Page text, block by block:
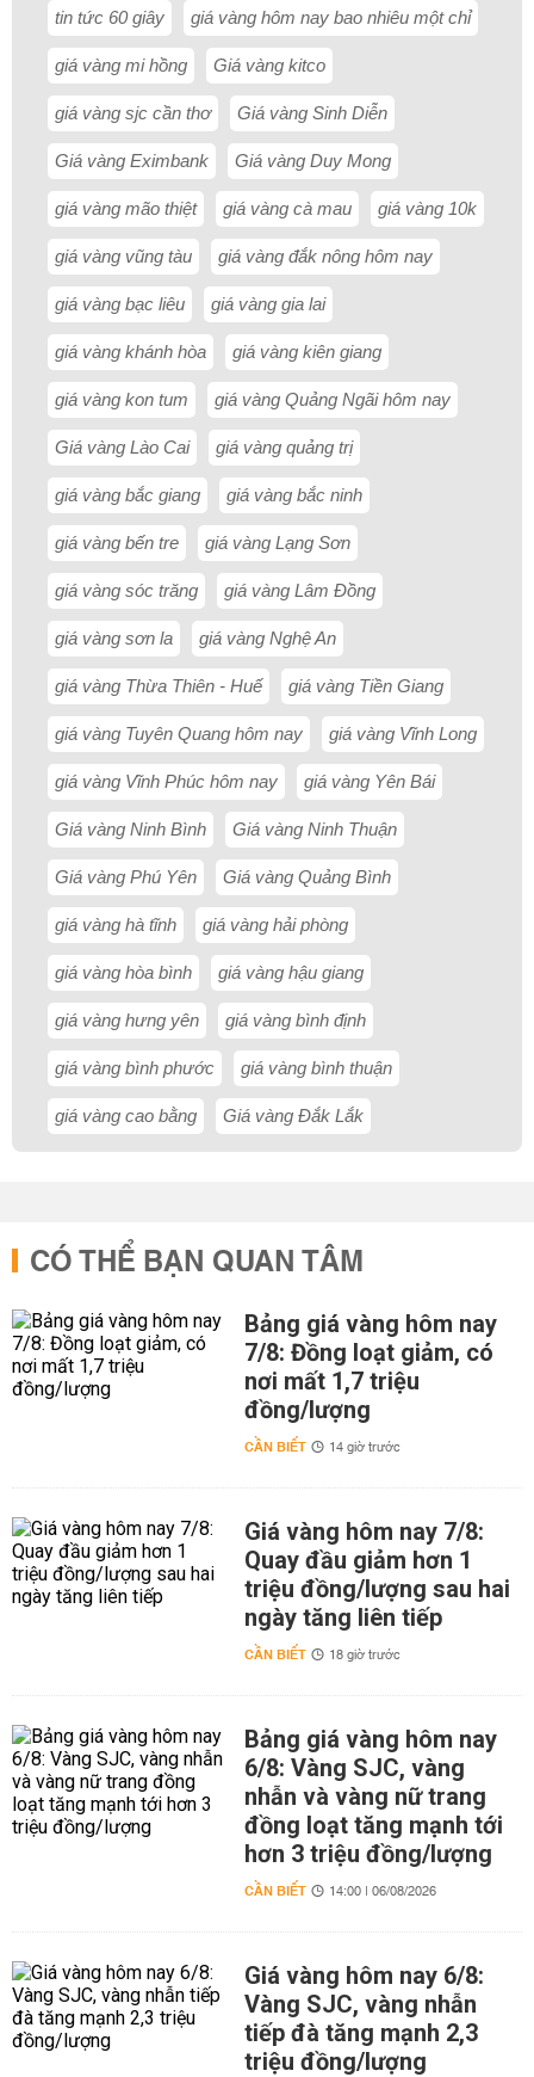
tin tức 60 giây giá vàng hôm nay bao nhiêu một chỉ
giá vàng mi hồng Giá vàng kitco
giá vàng sjc cần thơ Giá vàng Sinh Diễn
Giá vàng Eximbank Giá vàng Duy Mong
giá vàng mão thiệt giá vàng cà mau giá vàng 10k
giá vàng vũng tàu giá vàng đắk nông hôm nay
giá vàng bạc liêu giá vàng gia lai
giá vàng khánh hòa giá vàng kiên giang
giá vàng kon tum giá vàng Quảng Ngãi hôm nay
Giá vàng Lào Cai giá vàng quảng trị
giá vàng bắc giang giá vàng bắc ninh
giá vàng bến tre giá vàng Lạng Sơn
giá vàng sóc trăng giá vàng Lâm Đồng
giá vàng sơn la giá vàng Nghệ An
giá vàng Thừa Thiên - Huế giá vàng Tiền Giang
giá vàng Tuyên Quang hôm nay giá vàng Vĩnh Long
giá vàng Vĩnh Phúc hôm nay giá vàng Yên Bái
Giá vàng Ninh Bình Giá vàng Ninh Thuận
Giá vàng Phú Yên Giá vàng Quảng Bình
giá vàng hà tĩnh giá vàng hải phòng
giá vàng hòa bình giá vàng hậu giang
giá vàng hưng yên giá vàng bình định
giá vàng bình phước giá vàng bình thuận
giá vàng cao bằng Giá vàng Đắk Lắk
CÓ THỂ BẠN QUAN TÂM
Bảng giá vàng hôm nay
7/8: Đồng loạt giảm, có
nơi mất 1,7 triệu
đồng/lượng
CẦN BIẾT 14 giờ trước
Giá vàng hôm nay 7/8:
Quay đầu giảm hơn 1
triệu đồng/lượng sau hai
ngày tăng liên tiếp
CẦN BIẾT 18 giờ trước
Bảng giá vàng hôm nay
6/8: Vàng SJC, vàng
nhẫn và vàng nữ trang
đồng loạt tăng mạnh tới
hơn 3 triệu đồng/lượng
CẦN BIẾT 14:00 | 06/08/2026
Giá vàng hôm nay 6/8:
Vàng SJC, vàng nhẫn
tiếp đà tăng mạnh 2,3
triệu đồng/lượng